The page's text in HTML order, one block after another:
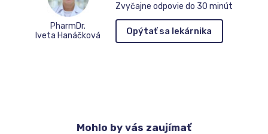
PharmDr.
Iveta Hanáčková
Zvyčajne odpovie do 30 minút
Opýtať sa lekárnika
Mohlo by vás zaujímať